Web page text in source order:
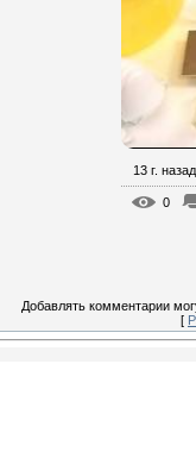
13 г. назад
0
Добавлять комментарии
[